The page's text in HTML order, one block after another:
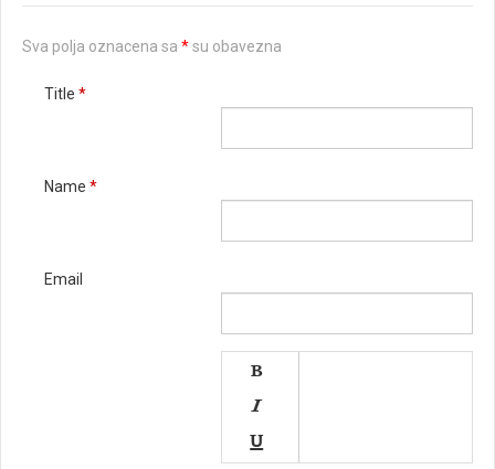
Sva polja oznacena sa *su obavezna
Title *
Name *
Email


